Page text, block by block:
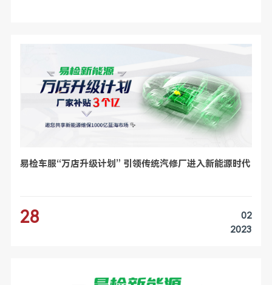
易检车服“万店升级计划” 引领传统汽修厂进入新能源时代
28
02
2023